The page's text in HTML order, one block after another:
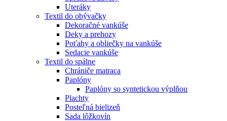
Uteráky
Textil do obývačky
Dekoračné vankúše
Deky a prehozy
Poťahy a obliečky na vankúše
Sedacie vankúše
Textil do spálne
Chrániče matraca
Paplóny
Paplóny so syntetickou výplňou
Plachty
Posteľná bielizeň
Sada lôžkovín